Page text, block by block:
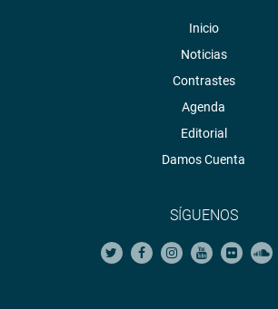
Inicio
Noticias
Contrastes
Agenda
Editorial
Damos Cuenta
SÍGUENOS